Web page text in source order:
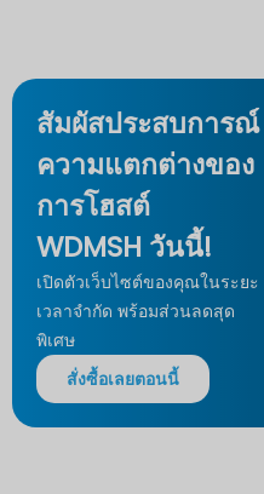
สัมผัสประสบการณ์
ความแตกต่างของ
การโฮสต์
WDMSH วันนี้!
เปิดตัวเว็บไซต์ของคุณในระยะ
เวลาจำกัด พร้อมส่วนลดสุด
พิเศษ
สั่งซื้อเลยตอนนี้